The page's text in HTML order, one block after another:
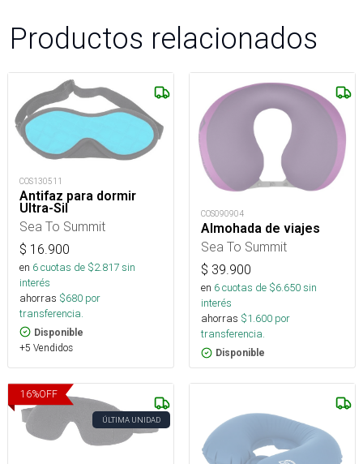
Productos relacionados
COS130511
Antifaz para dormir
Ultra-Sil
Sea To Summit
$ 16.900
en 6cuotas de $2.817sin
interés
ahorras $680 por
transferencia.
Disponible
+5 Vendidos
COS090904
Almohada de viajes
Sea To Summit
$ 39.900
en 6cuotas de $6.650sin
interés
ahorras $1.600 por
transferencia.
Disponible
16%OFF
ÚLTIMA UNIDAD